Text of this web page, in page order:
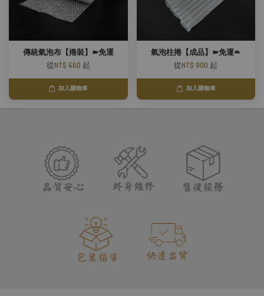
傳統氣泡布【捲裝】➽免運
從NT$ 660 起
加入購物車
氣泡柱捲【成品】➽免運❧
從NT$ 900 起
加入購物車